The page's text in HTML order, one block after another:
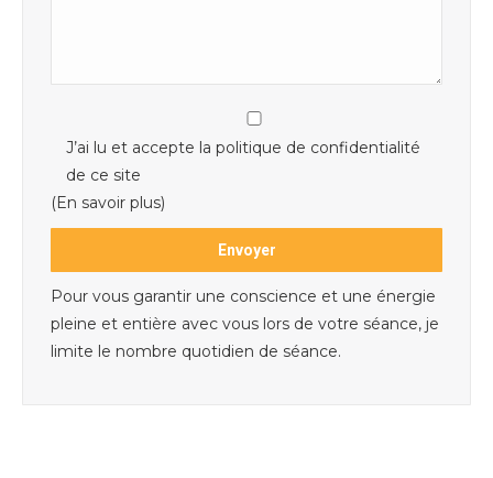
J’ai lu et accepte la politique de confidentialité
de ce site
(En savoir plus)
Pour vous garantir une conscience et une énergie
pleine et entière avec vous lors de votre séance, je
limite le nombre quotidien de séance.